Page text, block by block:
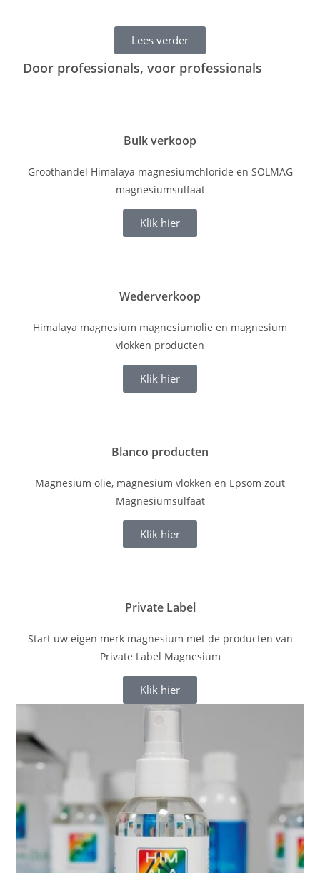
Lees verder
Door professionals, voor professionals
Bulk verkoop
Groothandel Himalaya magnesiumchloride en SOLMAG
magnesiumsulfaat
Klik hier
Wederverkoop
Himalaya magnesium magnesiumolie en magnesium
vlokken producten
Klik hier
Blanco producten
Magnesium olie, magnesium vlokken en Epsom zout
Magnesiumsulfaat
Klik hier
Private Label
Start uw eigen merk magnesium met de producten van
Private Label Magnesium
Klik hier